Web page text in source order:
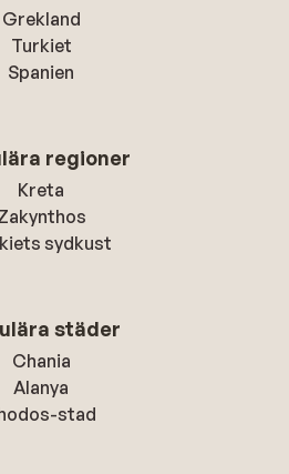
Grekland
Turkiet
Spanien
regioner
Kreta
sydkust
städer
Chania
Alanya
stad